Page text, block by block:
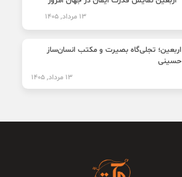
13 مرداد, 1405
اربعین؛ تجلی‌گاه بصیرت و مکتب انسان‌ساز
حسینی
13 مرداد, 1405